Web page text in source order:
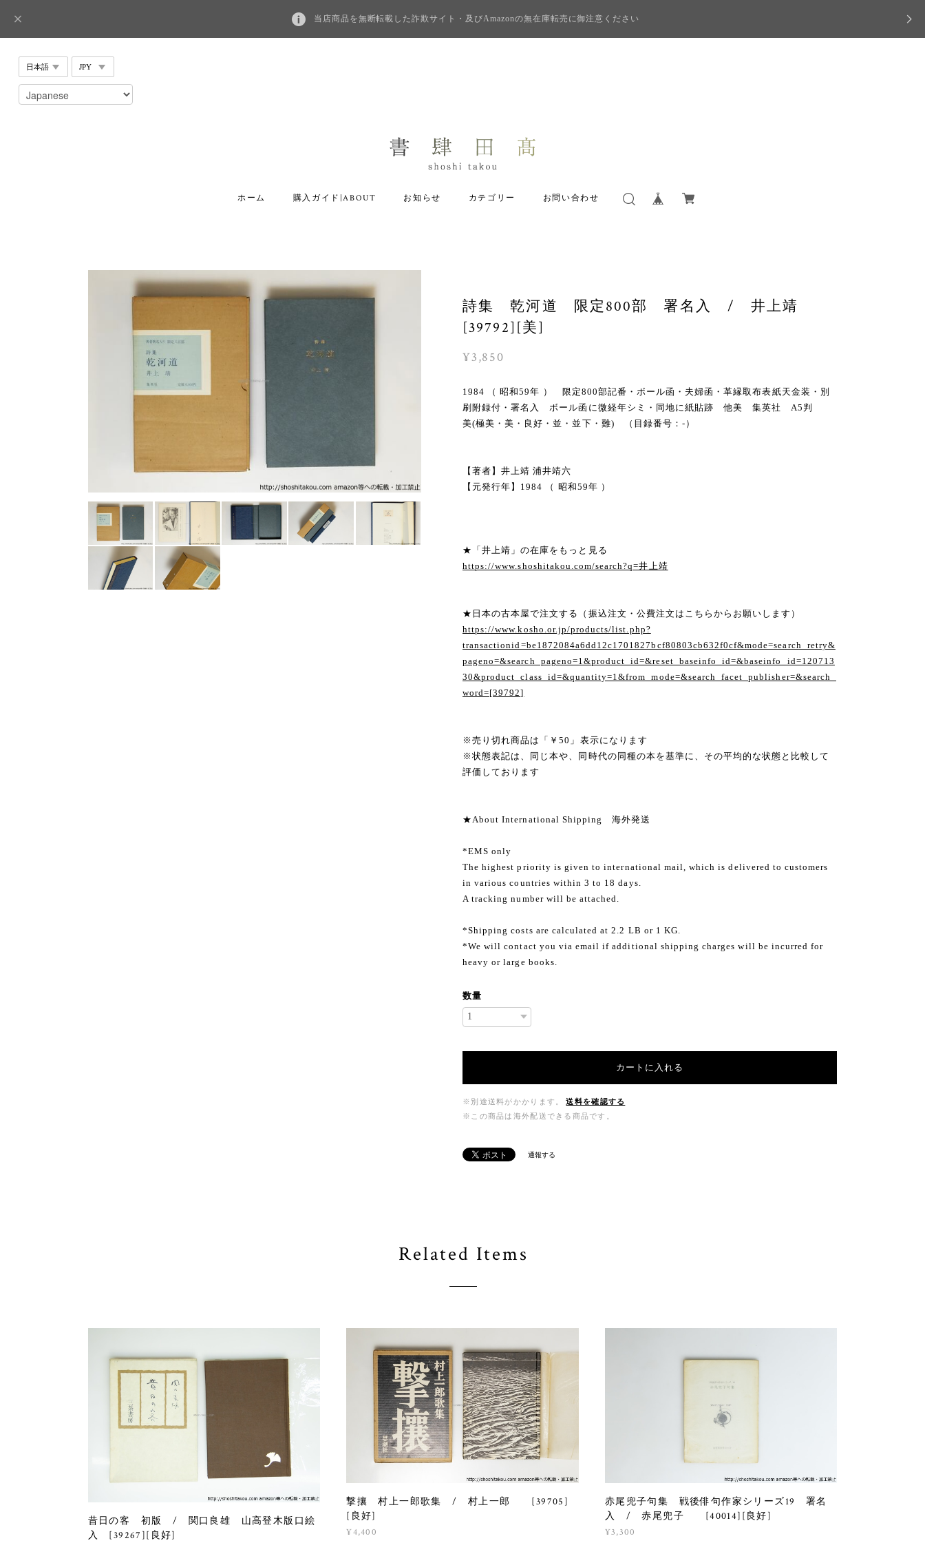
当店商品を無断転載した詐欺サイト・及びAmazonの無在庫転売に御注意ください
ホーム 購入ガイド|ABOUT お知らせ カテゴリー お問い合わせ
詩集 乾河道 限定800部 署名入 / 井上靖
[39792][美]
¥3,850
1984 （ 昭和59年 ） 限定800部記番・ボール函・夫婦函・革縁取布表紙天金装・別
刷附録付・署名入 ボール函に微経年シミ・同地に紙貼跡 他美 集英社 A5判
美(極美・美・良好・並・並下・難) （目録番号：-）
【著者】井上靖 浦井靖六
【元発行年】1984 （ 昭和59年 ）
★「井上靖」の在庫をもっと見る
https://www.shoshitakou.com/search?q=井上靖
★日本の古本屋で注文する（振込注文・公費注文はこちらからお願いします）
https://www.kosho.or.jp/products/list.php?
transactionid=be1872084a6dd12c1701827bcf80803cb632f0cf&mode=search_retry&
pageno=&search_pageno=1&product_id=&reset_baseinfo_id=&baseinfo_id=120713
30&product_class_id=&quantity=1&from_mode=&search_facet_publisher=&search_
word=[39792]
※売り切れ商品は「￥50」表示になります
※状態表記は、同じ本や、同時代の同種の本を基準に、その平均的な状態と比較して
評価しております
★About International Shipping 海外発送
*EMS only
The highest priority is given to international mail, which is delivered to customers
in various countries within 3 to 18 days.
A tracking number will be attached.
*Shipping costs are calculated at 2.2 LB or 1 KG.
*We will contact you via email if additional shipping charges will be incurred for
heavy or large books.
数量
カートに入れる
※別途送料がかかります。
送料を確認する
※この商品は海外配送できる商品です。
通報する
Related Items
昔日の客 初版 / 関口良雄 山高登木版口絵
入 [39267][良好]
撃攘 村上一郎歌集 / 村上一郎 [39705]
[良好]
¥4,400
赤尾兜子句集 戦後俳句作家シリーズ19 署名
入 / 赤尾兜子 [40014][良好]
¥3,300